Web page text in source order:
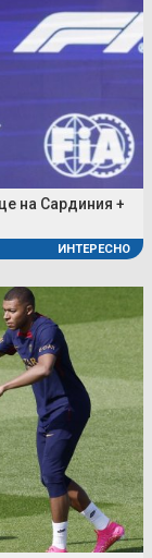
на Сардиния +
ИНТЕРЕСНО